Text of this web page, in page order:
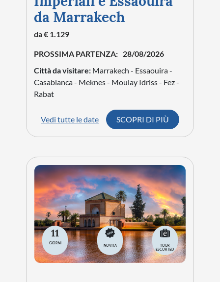
da Marrakech
da € 1.129
PROSSIMA PARTENZA: 28/08/2026
Città da visitare: Marrakech - Essaouira -
Casablanca - Meknes - Moulay Idriss - Fez -
Rabat
Vedi tutte le date SCOPRI DI PIÙ
11
GIORNI
NOVITA
TOUR
ESCORTED